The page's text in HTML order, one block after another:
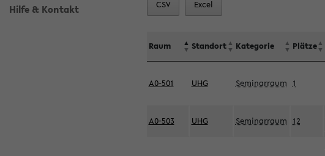
Hilfe & Kontakt
CSV Excel
Raum Standort Kategorie Plätze
A0-501 UHG Seminarraum 1
A0-503 UHG Seminarraum 12